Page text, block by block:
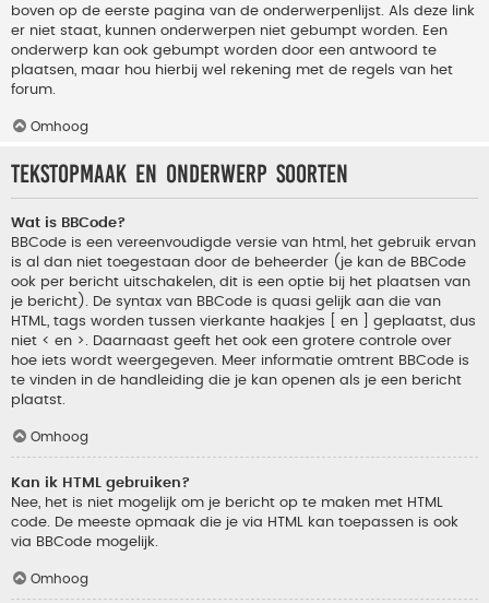
boven op de eerste pagina van de onderwerpenlijst. Als deze link
er niet staat, kunnen onderwerpen niet gebumpt worden. Een
onderwerp kan ook gebumpt worden door een antwoord te
plaatsen, maar hou hierbij wel rekening met de regels van het
forum.
Omhoog
Tekstopmaak en onderwerp soorten
Wat is BBCode?
BBCode is een vereenvoudigde versie van html, het gebruik ervan
is al dan niet toegestaan door de beheerder (je kan de BBCode
ook per bericht uitschakelen, dit is een optie bij het plaatsen van
je bericht). De syntax van BBCode is quasi gelijk aan die van
HTML, tags worden tussen vierkante haakjes [ en ] geplaatst, dus
niet < en >. Daarnaast geeft het ook een grotere controle over
hoe iets wordt weergegeven. Meer informatie omtrent BBCode is
te vinden in de handleiding die je kan openen als je een bericht
plaatst.
Omhoog
Kan ik HTML gebruiken?
Nee, het is niet mogelijk om je bericht op te maken met HTML
code. De meeste opmaak die je via HTML kan toepassen is ook
via BBCode mogelijk.
Omhoog